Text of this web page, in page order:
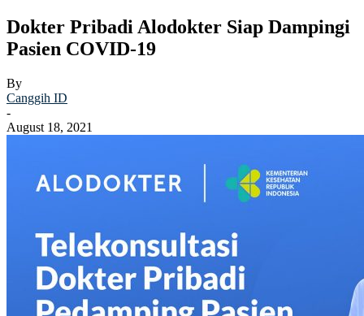
Dokter Pribadi Alodokter Siap Dampingi
Pasien COVID-19
By
Canggih ID
-
August 18, 2021